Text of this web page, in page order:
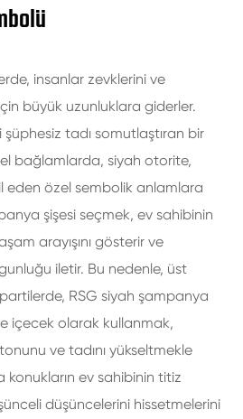
insanlar zevklerini ve
büyük uzunluklara giderler.
tadı somutlaştıran bir
bağlamlarda, siyah otorite,
eden özel sembolik anlamlara
şişesi seçmek, ev sahibinin
arayışını gösterir ve
iletir. Bu nedenle, üst
RSG siyah şampanya
içecek olarak kullanmak,
ve tadını yükseltmekle
konukların ev sahibinin titiz
düşüncelerini hissetmelerini